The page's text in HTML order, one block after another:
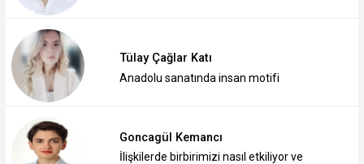
Tülay Çağlar Katı
Anadolu sanatında insan motifi
Goncagül Kemancı
İlişkilerde birbirimizi nasıl etkiliyor ve